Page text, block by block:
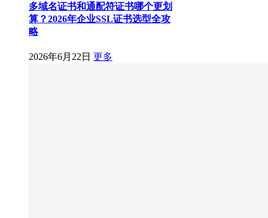
多域名证书和通配符证书哪个更划
算？2026年企业SSL证书选型全攻
略
2026年6月22日 更多